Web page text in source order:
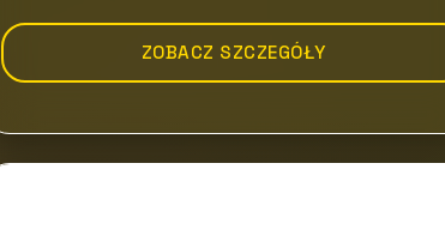
ZOBACZ SZCZEGÓŁY